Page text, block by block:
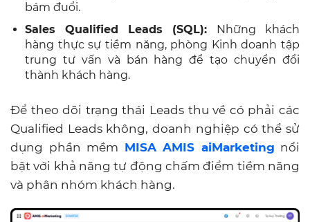
bám đuổi.
Sales Qualified Leads (SQL):
Những khách
hàng thực sự tiềm năng, phòng Kinh doanh tập
trung tư vấn và bán hàng để tạo chuyển đổi
thành khách hàng.
Để theo dõi trạng thái Leads thu về có phải các
Qualified Leads không, doanh nghiệp có thể sử
dụng phần mềm MISA AMIS aiMarketing nổi
bật với khả năng tự động chấm điểm tiềm năng
và phân nhóm khách hàng.